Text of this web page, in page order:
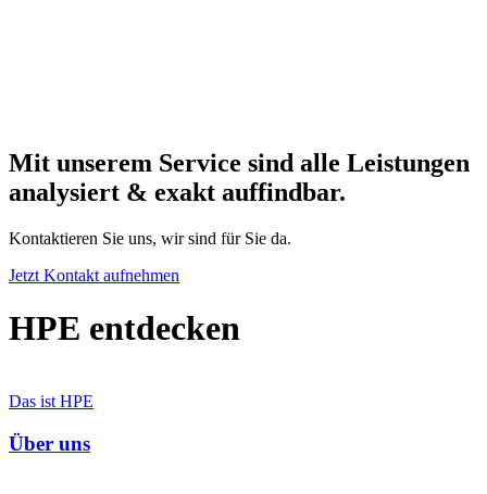
Mit unserem Service sind alle Leistungen
analysiert & exakt auffindbar.
Kontaktieren Sie uns, wir sind für Sie da.
Jetzt Kontakt aufnehmen
HPE entdecken
Das ist HPE
Über uns